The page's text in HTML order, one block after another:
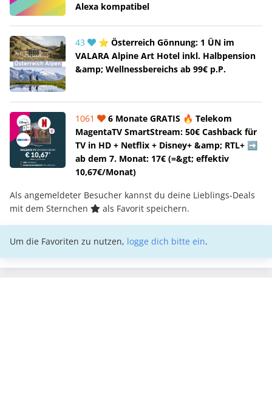
Alexa kompatibel
43
⭐ Österreich Gönnung: 1 ÜN im
VALARA Alpine Art Hotel inkl. Halbpension
&amp; Wellnessbereichs ab 99€ p.P.
1061
6 Monate GRATIS 🔥 Telekom
MagentaTV SmartStream: 50€ Cashback für
TV in HD + Netflix + Disney+ &amp; RTL+ ➡️
ab dem 7. Monat: 17€ (=&gt; effektiv
10,67€/Monat)
Als angemeldeter Besucher kannst du deine Lieblings-Deals
mit dem Sternchen
als Favorit speichern.
Um die Favoriten zu nutzen, logge dich bitte ein.